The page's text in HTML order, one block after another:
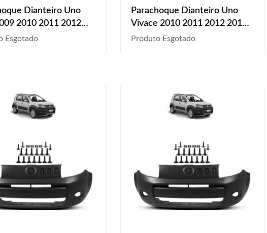
Dianteiro Uno
2010 2011 2012
Grampo Cinza
Esgotado
Parachoque Dianteiro Uno
Vivace 2010 2011 2012 2013
2014 2015 Kit Grampo Sem
Produto Esgotado